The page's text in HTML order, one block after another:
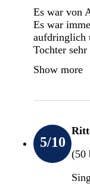
Es war von
Es war
aufdringlich
Tochter
Show more
5/10
(50